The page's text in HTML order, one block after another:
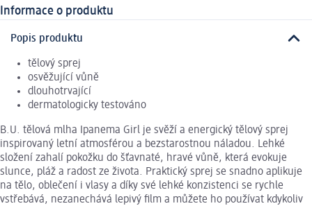
Informace o produktu
Popis produktu
tělový sprej
osvěžující vůně
dlouhotrvající
dermatologicky testováno
B.U. tělová mlha Ipanema Girl je svěží a energický tělový sprej
inspirovaný letní atmosférou a bezstarostnou náladou. Lehké
složení zahalí pokožku do šťavnaté, hravé vůně, která evokuje
slunce, pláž a radost ze života. Praktický sprej se snadno aplikuje
na tělo, oblečení i vlasy a díky své lehké konzistenci se rychle
vstřebává, nezanechává lepivý film a můžete ho používat kdykoliv